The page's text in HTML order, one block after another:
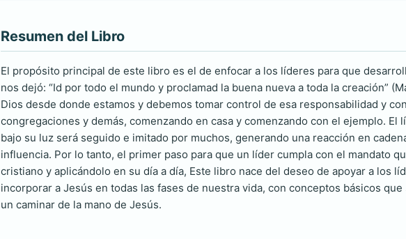
Resumen del Libro
El propósito principal de este libro es el de enfocar a los líderes para que
nos dejó: “Id por todo el mundo y proclamad la buena nueva a toda la creación”
Dios desde donde estamos y debemos tomar control de esa responsabilidad y
congregaciones y demás, comenzando en casa y comenzando con el ejemplo.
bajo su luz será seguido e imitado por muchos, generando una reacción en
influencia. Por lo tanto, el primer paso para que un líder cumpla con el mandato
cristiano y aplicándolo en su día a día, Este libro nace del deseo de apoyar a los
incorporar a Jesús en todas las fases de nuestra vida, con conceptos básicos
un caminar de la mano de Jesús.